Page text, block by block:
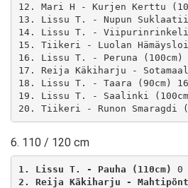
12. Mari H - Kurjen Kerttu
13. Lissu T. - Nupun
14. Lissu T. - Viipurinrinkeli
15. Tiikeri - Luolan
16. Lissu T. - Peruna (100cm)
17. Reija Käkiharju -
18. Lissu T. - Taara (90cm)
19. Lissu T. - Saalinki
20. Tiikeri - Runon Smaragdi
6. 110 / 120 cm
1. Lissu T. - Pauha (110cm)
2. Reija Käkiharju -